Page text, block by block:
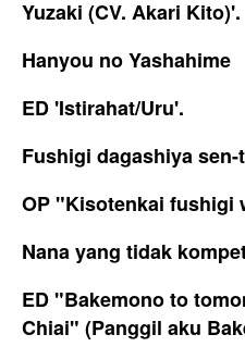
Yuzaki (CV. Akari Kito)'.
Hanyou no Yashahime
ED 'Istirahat/Uru'.
Fushigi dagashiya
OP "Kisotenkai fushigi
Nana yang tidak
ED "Bakemono to
Chiai" (Panggil aku